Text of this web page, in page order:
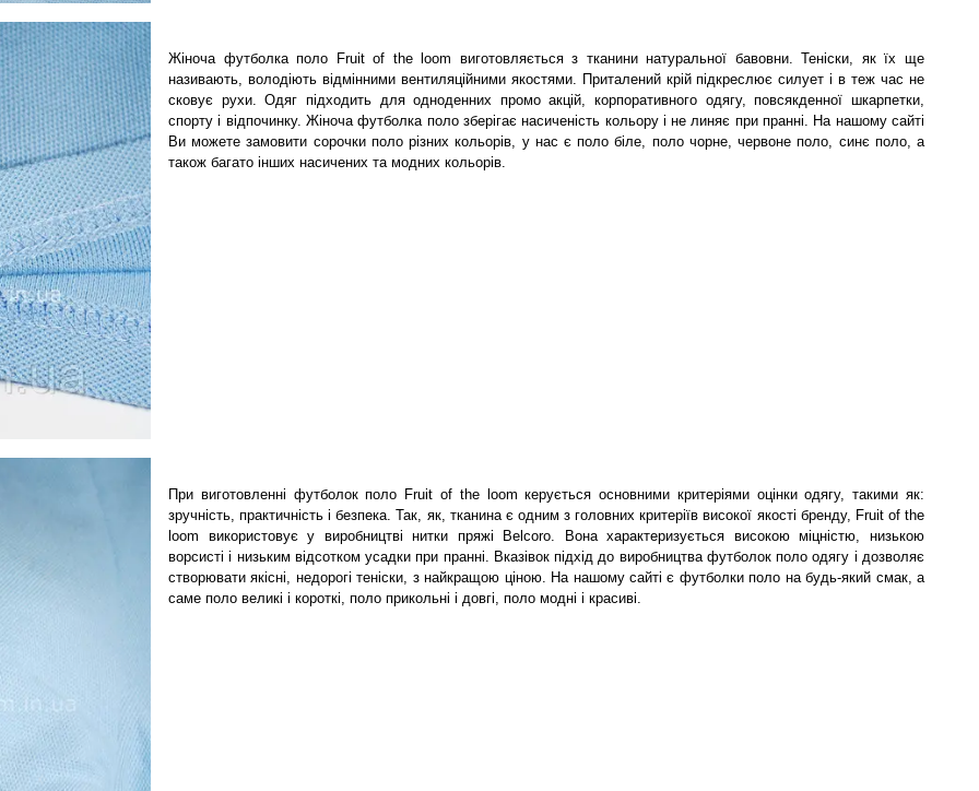
Жіноча футболка поло Fruit of the loom виготовляється з тканини натуральної бавовни. Теніски, як їх ще
називають, володіють відмінними вентиляційними якостями. Приталений крій підкреслює силует і в теж час не
сковує рухи. Одяг підходить для одноденних промо акцій, корпоративного одягу, повсякденної шкарпетки,
спорту і відпочинку. Жіноча футболка поло зберігає насиченість кольору і не линяє при пранні. На нашому сайті
Ви можете замовити сорочки поло різних кольорів, у нас є поло біле, поло чорне, червоне поло, синє поло, а
також багато інших насичених та модних кольорів.
При виготовленні футболок поло Fruit of the loom керується основними критеріями оцінки одягу, такими як:
зручність, практичність і безпека. Так, як, тканина є одним з головних критеріїв високої якості бренду, Fruit of the
loom використовує у виробництві нитки пряжі Belcoro. Вона характеризується високою міцністю, низькою
ворсисті і низьким відсотком усадки при пранні. Вказівок підхід до виробництва футболок поло одягу і дозволяє
створювати якісні, недорогі теніски, з найкращою ціною. На нашому сайті є футболки поло на будь-який смак, а
саме поло великі і короткі, поло прикольні і довгі, поло модні і красиві.